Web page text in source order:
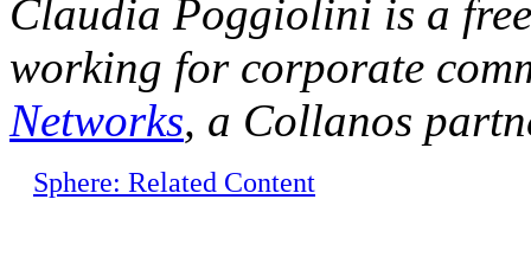
Claudia Poggiolini is a
working for corporate
Networks, a Collanos
Sphere: Related Content